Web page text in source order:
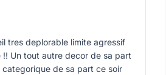
tres deplorable limite agressif
Un tout autre decor de sa part
categorique de sa part ce soir